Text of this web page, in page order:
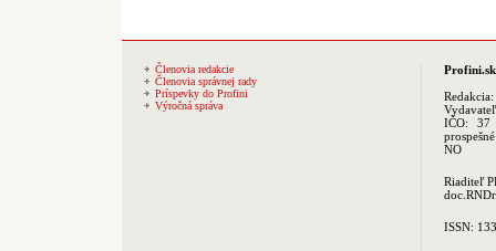
Členovia redakcie
Členovia správnej rady
Príspevky do Profini
Výročná správa
Profini.sk
Redakcia:
IČO: 37
NO
Riaditeľ
ISSN: